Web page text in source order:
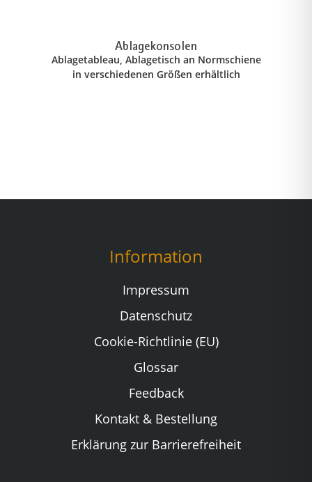
Ablagekonsolen
Ablagetableau, Ablagetisch an Normschiene
in verschiedenen Größen erhältlich
Information
Impressum
Datenschutz
Cookie-Richtlinie (EU)
Glossar
Feedback
Kontakt & Bestellung
Erklärung zur Barrierefreiheit